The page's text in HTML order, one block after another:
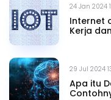
24 Jan 2024
Internet
Kerja
29 Jul 2024
Apa itu